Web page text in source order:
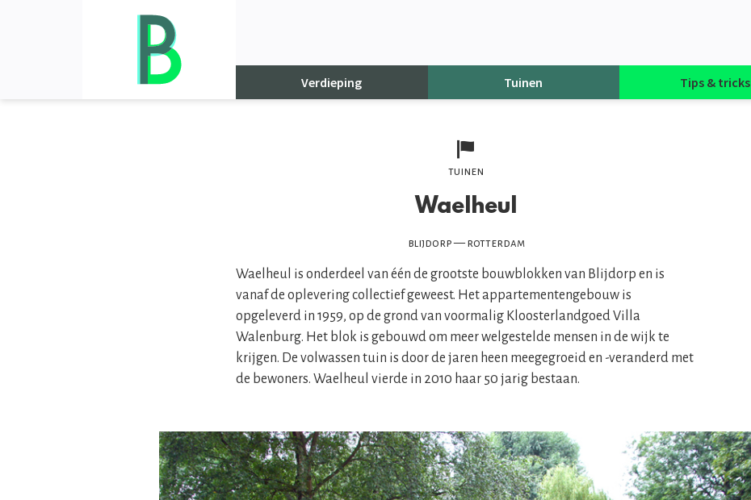
Verdieping Tuinen Tips & tricks
tuinen
Waelheul
blijdorp — rotterdam
Waelheul is onderdeel van één de grootste bouwblokken van Blijdorp en is
vanaf de oplevering collectief geweest. Het appartementengebouw is
opgeleverd in 1959, op de grond van voormalig Kloosterlandgoed Villa
Walenburg. Het blok is gebouwd om meer welgestelde mensen in de wijk te
krijgen. De volwassen tuin is door de jaren heen meegegroeid en -veranderd met
de bewoners. Waelheul vierde in 2010 haar 50 jarig bestaan.